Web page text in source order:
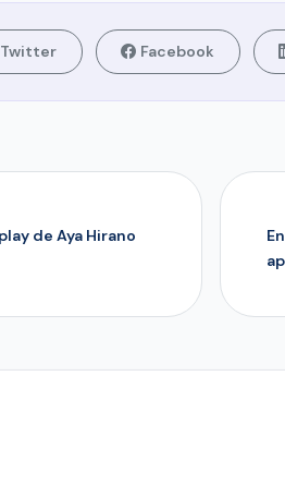
Twitter Facebook
de Aya Hirano